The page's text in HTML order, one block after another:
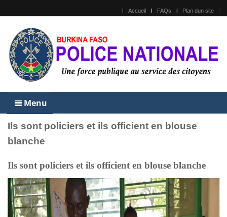
Accueil FAQs Plan dun site
Menu
Ils sont policiers et ils officient en blouse
blanche
Ils sont policiers et ils officient en blouse blanche